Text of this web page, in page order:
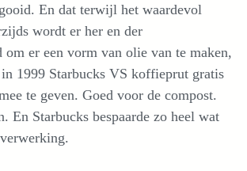
En dat terwijl het waardevol
wordt er her en der
om er een vorm van olie van te maken,
1999 Starbucks VS koffieprut gratis
te geven. Goed voor de compost.
En Starbucks bespaarde zo heel wat